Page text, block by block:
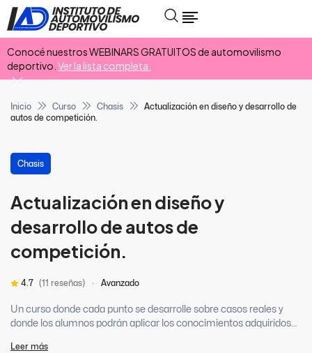
Conocé nuestros WEBINARS GRATUITOS de automovilismo
deportivo. Ver la lista completa.
Inicio Curso Chasis
Actualización en diseño y desarrollo de
autos de competición.
Chasis
Actualización en diseño y
desarrollo de autos de
competición.
4.7 (11 reseñas) Avanzado
Un curso donde cada punto se desarrolle sobre casos reales y
donde los alumnos podrán aplicar los conocimientos adquiridos
Leer más